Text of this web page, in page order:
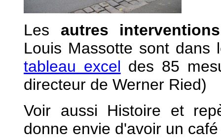
Les autres
Louis Massotte sont dans
tableau excel des 85
directeur de Werner Ried)
Voir aussi Histoire et
donne envie d'avoir un